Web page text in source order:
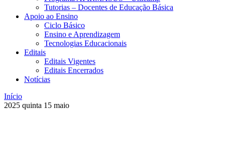
Tutorias – Docentes de Educação Básica
Apoio ao Ensino
Ciclo Básico
Ensino e Aprendizagem
Tecnologias Educacionais
Editais
Editais Vigentes
Editais Encerrados
Notícias
Início
2025 quinta 15 maio